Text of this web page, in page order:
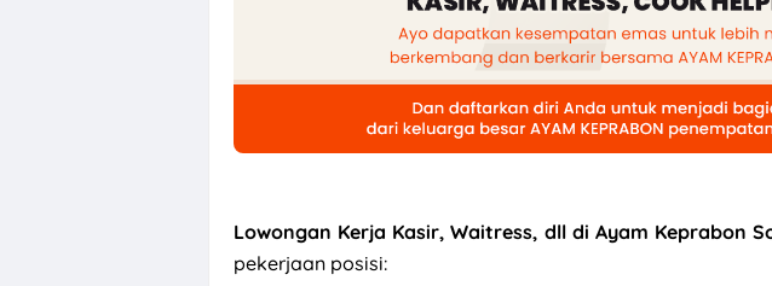
Lowongan Kerja Kasir, Waitress, dll di Ayam Keprabon
pekerjaan posisi: